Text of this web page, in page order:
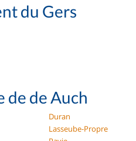
du Gers
de de Auch
Duran
Lasseube-Propre